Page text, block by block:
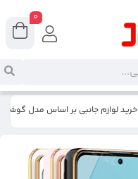
خرید لوازم جانبی بر اساس مدل گوشی
0